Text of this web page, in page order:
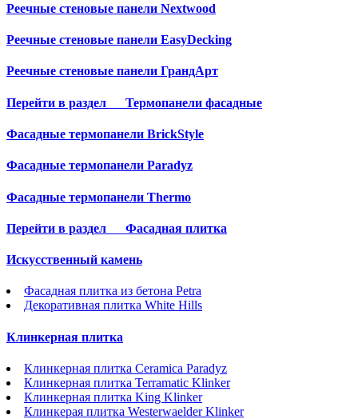
Реечные стеновые панели Nextwood
Реечные стеновые панели EasyDecking
Реечные стеновые панели ГрандАрт
Перейти в раздел Термопанели фасадные
Фасадные термопанели BrickStyle
Фасадные термопанели Paradyz
Фасадные термопанели Thermo
Перейти в раздел Фасадная плитка
Искусственный камень
Фасадная плитка из бетона Petra
Декоративная плитка White Hills
Клинкерная плитка
Клинкерная плитка Ceramica Paradyz
Клинкерная плитка Terramatic Klinker
Клинкерная плитка King Klinker
Клинкерая плитка Westerwaelder Klinker